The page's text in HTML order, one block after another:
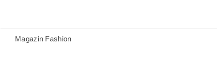
Magazin Fashion